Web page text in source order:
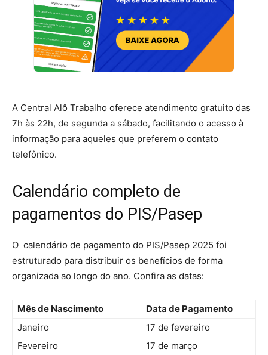
A Central Alô Trabalho oferece atendimento gratuito das
7h às 22h, de segunda a sábado, facilitando o acesso à
informação para aqueles que preferem o contato
telefônico.
Calendário completo de
pagamentos do PIS/Pasep
O calendário de pagamento do PIS/Pasep 2025 foi
estruturado para distribuir os benefícios de forma
organizada ao longo do ano. Confira as datas:
Mês de Nascimento
Data de Pagamento
Janeiro
17 de fevereiro
Fevereiro
17 de março